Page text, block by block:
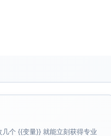
入新歌速递与夜间情感板块，
个 {{变量}} 就能立刻获得专业